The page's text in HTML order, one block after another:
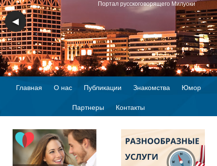
Портал русскоговорящего Милуоки
◀ ▶
Главная О нас Публикации Знакомства Юмор
Партнеры Контакты